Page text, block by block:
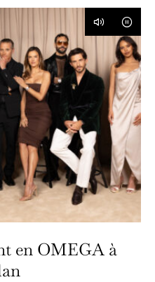
12
en OMEGA à